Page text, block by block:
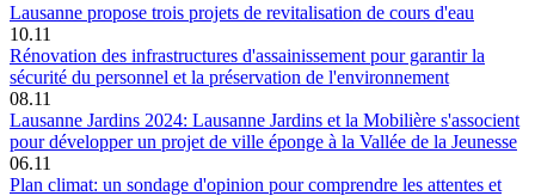
Lausanne propose trois projets de revitalisation de cours d'eau
10.11
Rénovation des infrastructures d'assainissement pour garantir la
sécurité du personnel et la préservation de l'environnement
08.11
Lausanne Jardins 2024: Lausanne Jardins et la Mobilière s'associent
pour développer un projet de ville éponge à la Vallée de la Jeunesse
06.11
Plan climat: un sondage d'opinion pour comprendre les attentes et